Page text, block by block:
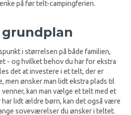
på før telt-campingferien.
i størrelsen på både familien,
- og hvilket behov du har for ekstra
det at investere i et telt, der er
men ønsker man lidt ekstra plads til
kan man vælge et telt med et
har lidt ældre børn, kan det også være
soveværelser du ønsker i teltet.